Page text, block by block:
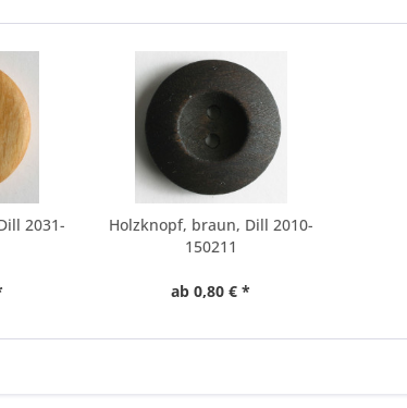
2031-
Holzknopf, braun, Dill 2010-
150211
ab 0,80 € *